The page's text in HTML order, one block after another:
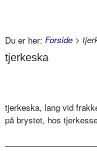
Du er her: Forside >
tjerkeska
tjerkeska, lang vid
på brystet, hos